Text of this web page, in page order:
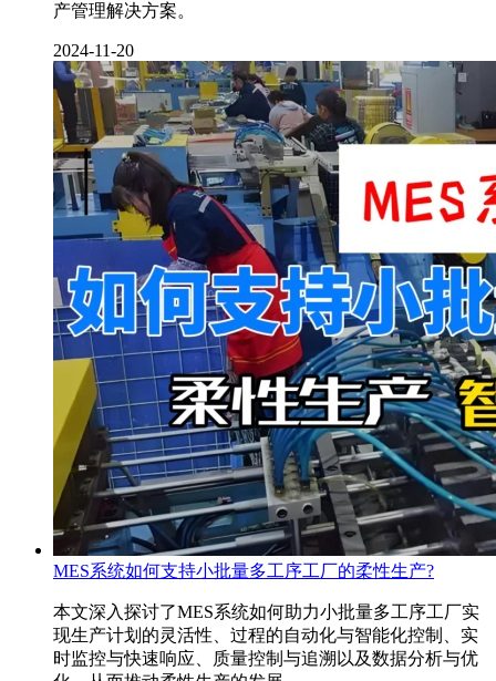
产管理解决方案。
2024-11-20
MES系统如何支持小批量多工序工厂的柔性生产?
本文深入探讨了MES系统如何助力小批量多工序工厂实
现生产计划的灵活性、过程的自动化与智能化控制、实
时监控与快速响应、质量控制与追溯以及数据分析与优